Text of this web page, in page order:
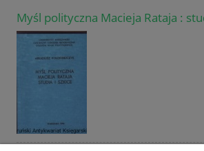
Myśl polityczna Macieja Rataja :